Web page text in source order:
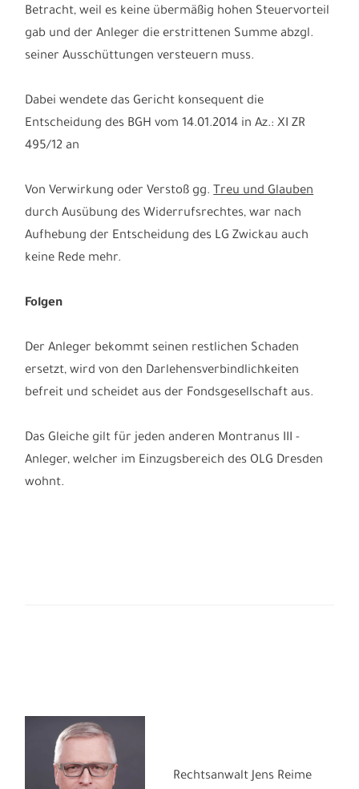
Betracht, weil es keine übermäßig hohen Steuervorteil
gab und der Anleger die erstrittenen Summe abzgl.
seiner Ausschüttungen versteuern muss.
Dabei wendete das Gericht konsequent die
Entscheidung des BGH vom 14.01.2014 in Az.: XI ZR
495/12 an
Von Verwirkung oder Verstoß gg.Treu und Glauben
durch Ausübung des Widerrufsrechtes, war nach
Aufhebung der Entscheidung des LG Zwickau auch
keine Rede mehr.
Folgen
Der Anleger bekommt seinen restlichen Schaden
ersetzt, wird von den Darlehensverbindlichkeiten
befreit und scheidet aus der Fondsgesellschaft aus.
Das Gleiche gilt für jeden anderen Montranus III -
Anleger, welcher im Einzugsbereich des OLG Dresden
wohnt.
Rechtsanwalt Jens Reime